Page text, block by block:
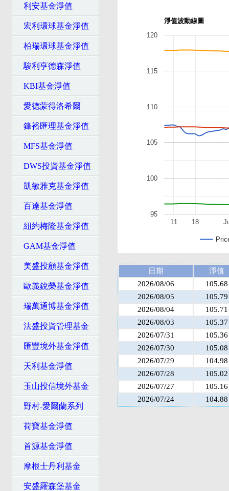
利安基金淨值
宏利環球基金淨值
柏瑞環球基金淨值
駿利亨德森淨值
KBI基金淨值
愛德蒙得洛希爾
鋒裕匯理基金淨值
MFS基金淨值
DWS投資基金淨值
凱敏雅克基金淨值
百達基金淨值
紐約梅隆基金淨值
GAM基金淨值
美盛投顧基金淨值
歐義銳榮基金淨值
瑞萬通博基金淨值
法盛投資管理基金
匯豐境外基金淨值
天利基金淨值
玉山投信境外基金
野村-愛爾蘭系列
荷寶基金淨值
首源基金淨值
摩根士丹利基金
安盛羅森堡基金
淨值波動線圖
11 18
95
100
105
110
115
120
日期
淨值
2026/08/06
105.68
2026/08/05
105.79
2026/08/04
105.71
2026/08/03
105.37
2026/07/31
105.36
2026/07/30
105.08
2026/07/29
104.98
2026/07/28
105.02
2026/07/27
105.16
2026/07/24
104.88